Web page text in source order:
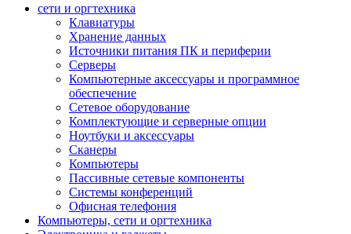
сети и оргтехника
Клавиатуры
Хранение данных
Источники питания ПК и периферии
Серверы
Компьютерные аксессуары и программное
обеспечение
Сетевое оборудование
Комплектующие и серверные опции
Ноутбуки и аксессуары
Сканеры
Компьютеры
Пассивные сетевые компоненты
Системы конференций
Офисная телефония
Компьютеры, сети и оргтехника